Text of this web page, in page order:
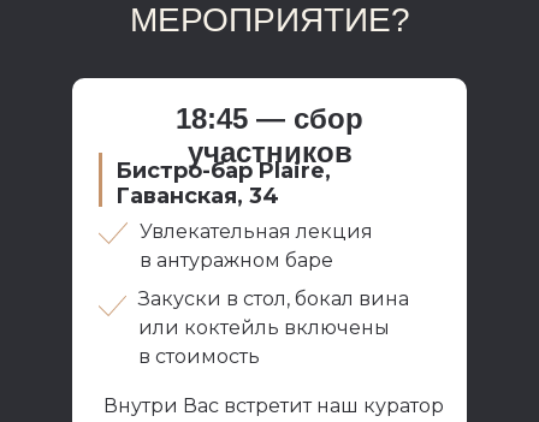
Внутри Вас встретит наш куратор
Закуски в стол, бокал вина
или коктейль включены
в стоимость
Увлекательная лекция
в антуражном баре
Бистро-бар Plaire,
Гаванская, 34
18:45 — сбор
участников
МЕРОПРИЯТИЕ?